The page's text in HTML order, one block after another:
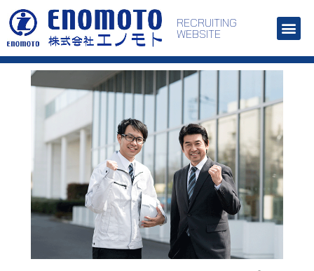
RECRUITING
WEBSITE